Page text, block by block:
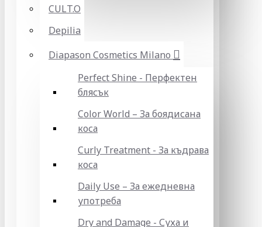
CULT.O
Depilia
Diapason Cosmetics Milano
Perfect Shine - Перфектен
блясък
Color World – За боядисана
коса
Curly Treatment - За къдрава
коса
Daily Use – За ежедневна
употреба
Dry and Damage - Суха и